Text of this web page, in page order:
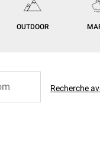
OUTDOOR
Recherche